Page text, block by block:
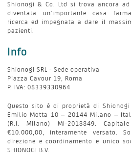
Shionogi & Co. Ltd si trova ancora
diventata un'importante casa
ricerca ed impegnata a dare il
pazienti.
Info
Shionogi SRL - Sede operativa
Piazza Cavour 19, Roma
P. IVA: 08339330964
Questo sito è di proprietà di Shionogi
Emilio Motta 10 – 20144 Milano –
(R.I. Milano) MI-2018849.
€10.000,00, interamente versato.
direzione e coordinamento e unico
SHIONOGI B.V.